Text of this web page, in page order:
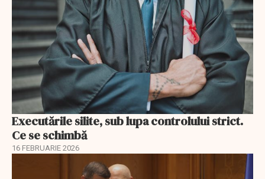
Executările silite, sub lupa controlului strict.
Ce se schimbă
16 FEBRUARIE 2026